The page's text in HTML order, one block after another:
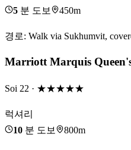
5 분 도보 450m
경로: Walk via Sukhumvit,
Marriott Marquis
Soi 22 · ★★★★★
럭셔리
10 분 도보 800m